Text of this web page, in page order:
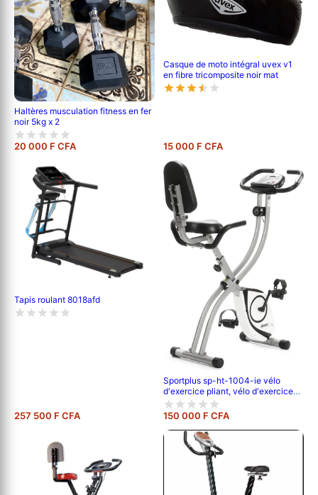
Haltères musculation fitness en fer
noir 5kg x 2
20 000 F CFA
Casque de moto intégral uvex v1
en fibre tricomposite noir mat
15 000 F CFA
Tapis roulant 8018afd
257 500 F CFA
Sportplus sp-ht-1004-ie vélo
d'exercice pliant, vélo d'exercice
pliant avec dossier, mesure de la
fréquence cardiaque, programmes
d'entraînement, silencieux et sans
entretien
150 000 F CFA